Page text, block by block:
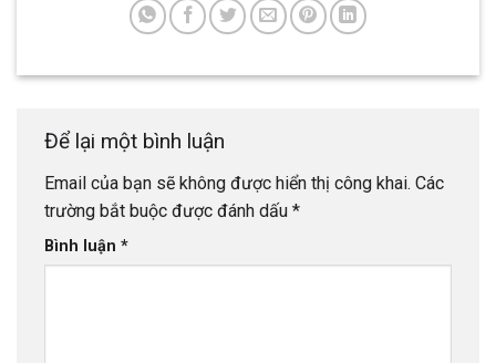
Để lại một bình luận
Email của bạn sẽ không được hiển thị công khai. Các
trường bắt buộc được đánh dấu *
Bình luận *